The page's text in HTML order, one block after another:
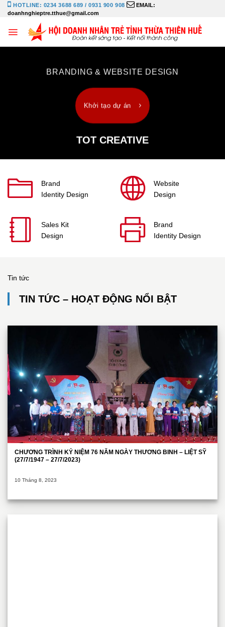
Bỏ
qua
HOTLINE: 0234 3688 689 / 0931 900 908
EMAIL:
doanhnghieptre.tthue@gmail.com
BRANDING & WEBSITE DESIGN
Khởi tạo dự án
TOT CREATIVE
Brand
Identity Design
Website
Design
Sales Kit
Design
Brand
Identity Design
Tin tức
TIN TỨC – HOẠT ĐỘNG NỔI BẬT
CHƯƠNG TRÌNH KỶ NIỆM 76 NĂM NGÀY THƯƠNG BINH – LIỆT SỸ
(27/7/1947 – 27/7/2023)
10 Tháng 8, 2023